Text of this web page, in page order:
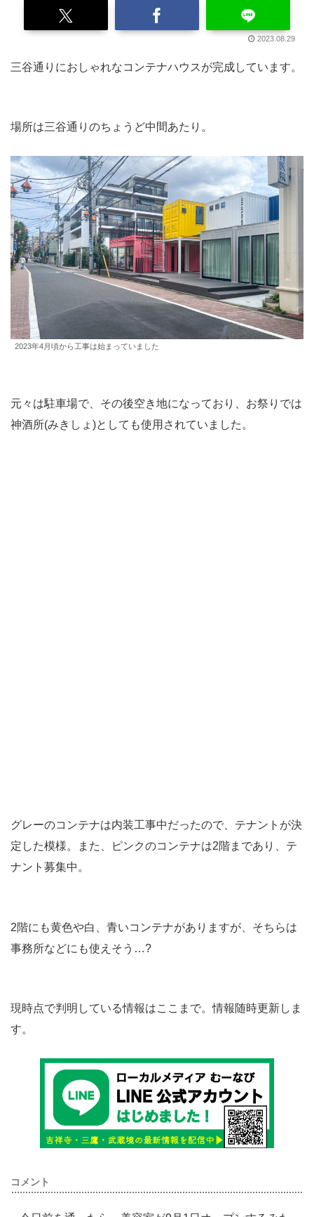
2023.08.29
三谷通りにおしゃれなコンテナハウスが完成しています。
場所は三谷通りのちょうど中間あたり。
2023年4月頃から工事は始まっていました
元々は駐車場で、その後空き地になっており、お祭りでは
神酒所(みきしょ)としても使用されていました。
グレーのコンテナは内装工事中だったので、テナントが決
定した模様。また、ピンクのコンテナは2階まであり、テ
ナント募集中。
2階にも黄色や白、青いコンテナがありますが、そちらは
事務所などにも使えそう…?
現時点で判明している情報はここまで。情報随時更新しま
す。
コメント